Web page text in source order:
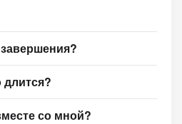
длится?
со мной?